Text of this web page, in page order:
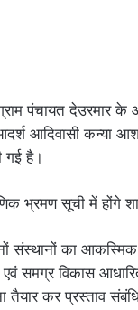
पंचायत देउरमार के
आदिवासी कन्या
गई है।
संस्थानों का आकस्मिक
समग्र विकास
तैयार कर प्रस्ताव